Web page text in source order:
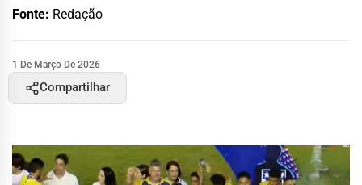
Fonte: Redação
1 De Março De 2026
Compartilhar